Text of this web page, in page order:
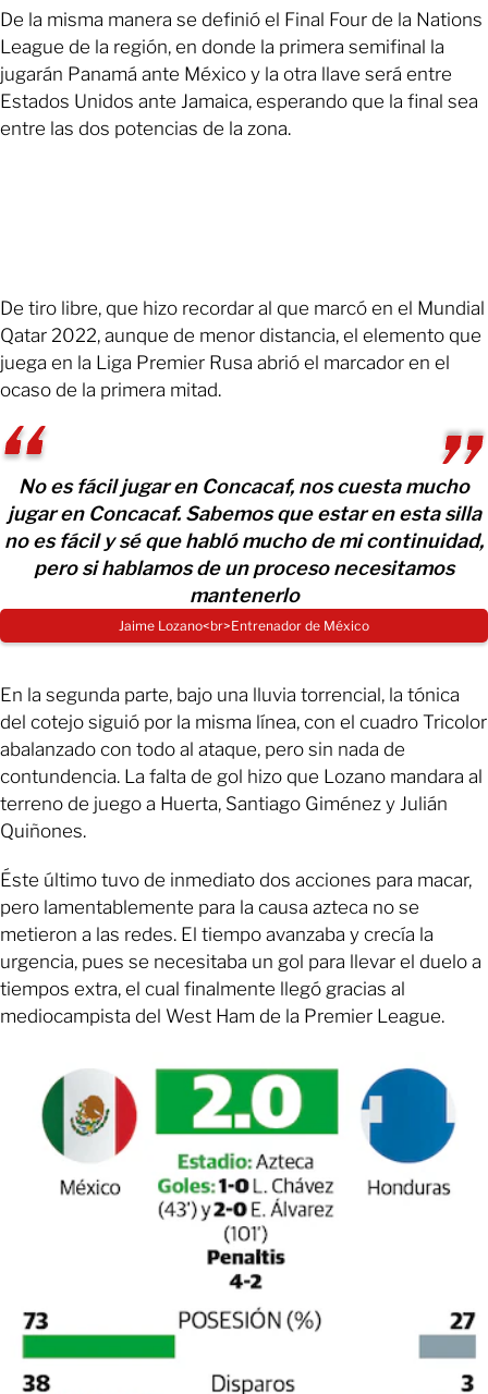
De la misma manera se definió el Final Four de la Nations
League de la región, en donde la primera semifinal la
jugarán Panamá ante México y la otra llave será entre
Estados Unidos ante Jamaica, esperando que la final sea
entre las dos potencias de la zona.
De tiro libre, que hizo recordar al que marcó en el Mundial
Qatar 2022, aunque de menor distancia, el elemento que
juega en la Liga Premier Rusa abrió el marcador en el
ocaso de la primera mitad.
No es fácil jugar en Concacaf, nos cuesta mucho
jugar en Concacaf. Sabemos que estar en esta silla
no es fácil y sé que habló mucho de mi continuidad,
pero si hablamos de un proceso necesitamos
mantenerlo
Jaime Lozano<br>Entrenador de México
En la segunda parte, bajo una lluvia torrencial, la tónica
del cotejo siguió por la misma línea, con el cuadro Tricolor
abalanzado con todo al ataque, pero sin nada de
contundencia. La falta de gol hizo que Lozano mandara al
terreno de juego a Huerta, Santiago Giménez y Julián
Quiñones.
Éste último tuvo de inmediato dos acciones para macar,
pero lamentablemente para la causa azteca no se
metieron a las redes. El tiempo avanzaba y crecía la
urgencia, pues se necesitaba un gol para llevar el duelo a
tiempos extra, el cual finalmente llegó gracias al
mediocampista del West Ham de la Premier League.